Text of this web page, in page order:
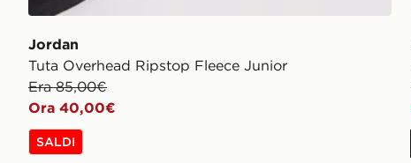
Jordan
Tuta Overhead Ripstop Fleece Junior
Era 85,00€
Ora 40,00€
SALDI